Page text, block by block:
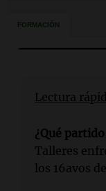
Lectura
¿Qué
Talleres
los 16avos